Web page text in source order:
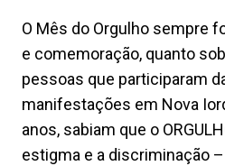
O Mês do Orgulho sempre
e comemoração, quanto
pessoas que participaram
manifestações em Nova
anos, sabiam que o
estigma e a discriminação